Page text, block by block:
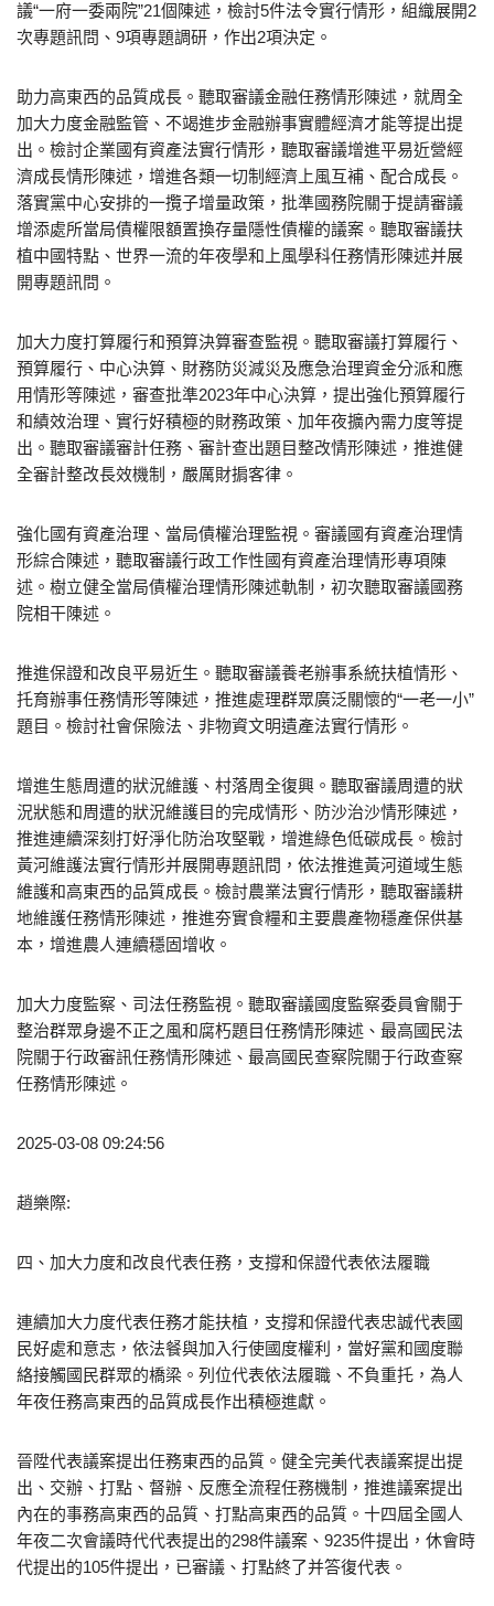
議“一府一委兩院”21個陳述，檢討5件法令實行情形，組織展開2
次專題訊問、9項專題調研，作出2項決定。
助力高東西的品質成長。聽取審議金融任務情形陳述，就周全
加大力度金融監管、不竭進步金融辦事實體經濟才能等提出提
出。檢討企業國有資產法實行情形，聽取審議增進平易近營經
濟成長情形陳述，增進各類一切制經濟上風互補、配合成長。
落實黨中心安排的一攬子增量政策，批準國務院關于提請審議
增添處所當局債權限額置換存量隱性債權的議案。聽取審議扶
植中國特點、世界一流的年夜學和上風學科任務情形陳述并展
開專題訊問。
加大力度打算履行和預算決算審查監視。聽取審議打算履行、
預算履行、中心決算、財務防災減災及應急治理資金分派和應
用情形等陳述，審查批準2023年中心決算，提出強化預算履行
和績效治理、實行好積極的財務政策、加年夜擴內需力度等提
出。聽取審議審計任務、審計查出題目整改情形陳述，推進健
全審計整改長效機制，嚴厲財掮客律。
強化國有資產治理、當局債權治理監視。審議國有資產治理情
形綜合陳述，聽取審議行政工作性國有資產治理情形專項陳
述。樹立健全當局債權治理情形陳述軌制，初次聽取審議國務
院相干陳述。
推進保證和改良平易近生。聽取審議養老辦事系統扶植情形、
托育辦事任務情形等陳述，推進處理群眾廣泛關懷的“一老一小”
題目。檢討社會保險法、非物資文明遺產法實行情形。
增進生態周遭的狀況維護、村落周全復興。聽取審議周遭的狀
況狀態和周遭的狀況維護目的完成情形、防沙治沙情形陳述，
推進連續深刻打好淨化防治攻堅戰，增進綠色低碳成長。檢討
黃河維護法實行情形并展開專題訊問，依法推進黃河道域生態
維護和高東西的品質成長。檢討農業法實行情形，聽取審議耕
地維護任務情形陳述，推進夯實食糧和主要農產物穩產保供基
本，增進農人連續穩固增收。
加大力度監察、司法任務監視。聽取審議國度監察委員會關于
整治群眾身邊不正之風和腐朽題目任務情形陳述、最高國民法
院關于行政審訊任務情形陳述、最高國民查察院關于行政查察
任務情形陳述。
2025-03-08 09:24:56
趙樂際:
四、加大力度和改良代表任務，支撐和保證代表依法履職
連續加大力度代表任務才能扶植，支撐和保證代表忠誠代表國
民好處和意志，依法餐與加入行使國度權利，當好黨和國度聯
絡接觸國民群眾的橋梁。列位代表依法履職、不負重托，為人
年夜任務高東西的品質成長作出積極進獻。
晉陞代表議案提出任務東西的品質。健全完美代表議案提出提
出、交辦、打點、督辦、反應全流程任務機制，推進議案提出
內在的事務高東西的品質、打點高東西的品質。十四屆全國人
年夜二次會議時代代表提出的298件議案、9235件提出，休會時
代提出的105件提出，已審議、打點終了并答復代表。